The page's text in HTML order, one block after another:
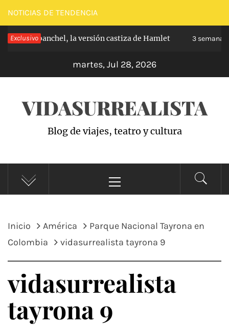
Saltar
al
contenido
NOTICIAS DE TENDENCIA
Exclusivo
de Carabanchel, la versión castiza de Hamlet 3 semanas
martes, Jul 28, 2026
VIDASURREALISTA
Blog de viajes, teatro y cultura
principal
Inicio América
Parque Nacional Tayrona en
Colombia
vidasurrealista tayrona 9
vidasurrealista
tayrona 9